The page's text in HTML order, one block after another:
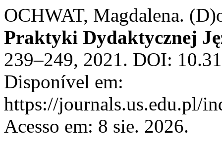
OCHWAT, Magdalena.
Praktyki Dydaktycznej
239–249, 2021. DOI:
Disponível em:
https://journals.us.edu.pl/
Acesso em: 8 sie. 2026.